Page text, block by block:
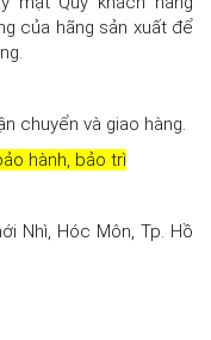
của hãng sản xuất để
chuyển và giao hàng.
hành, bảo trì
Nhì, Hóc Môn, Tp. Hồ